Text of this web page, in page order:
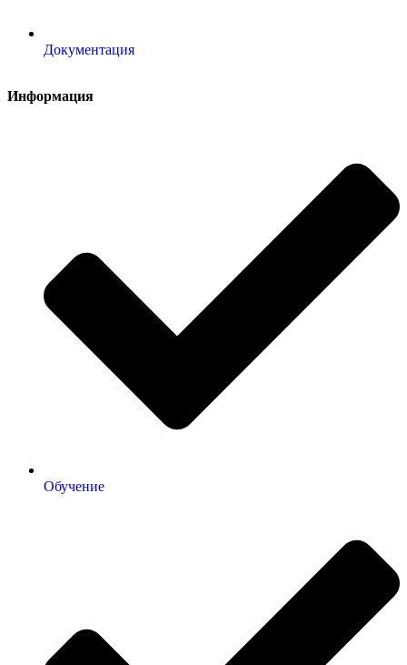
Документация
Информация
Обучение